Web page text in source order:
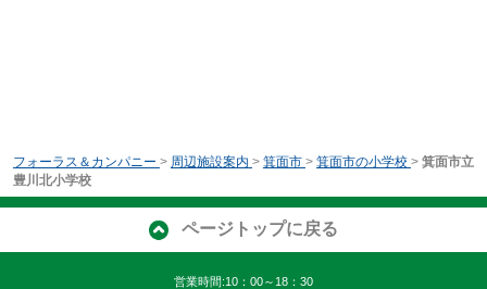
フォーラス＆カンパニー > 周辺施設案内 > 箕面市 > 箕面市の小学校 > 箕面市立
豊川北小学校
ページトップに戻る
営業時間:10：00～18：30